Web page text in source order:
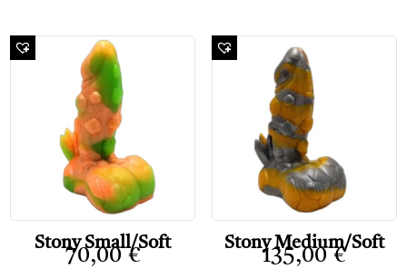
Stony Small/Soft
70,00 €
Stony Medium/Soft
135,00 €